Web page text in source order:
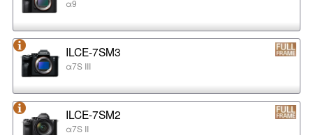
α9
ILCE-7SM3
α7S III
ILCE-7SM2
α7S II